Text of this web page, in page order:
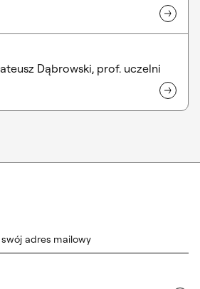
Dąbrowski, prof. uczelni
adres mailowy